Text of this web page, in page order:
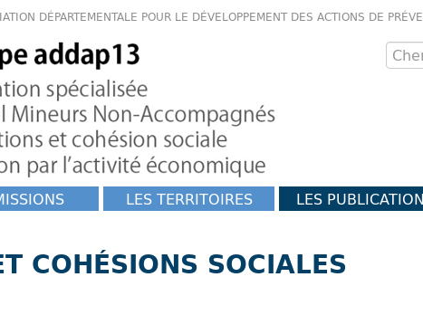
DÉPARTEMENTALE POUR LE DÉVELOPPEMENT DES ACTIONS DE
LES TERRITOIRES LES
COHÉSIONS SOCIALES